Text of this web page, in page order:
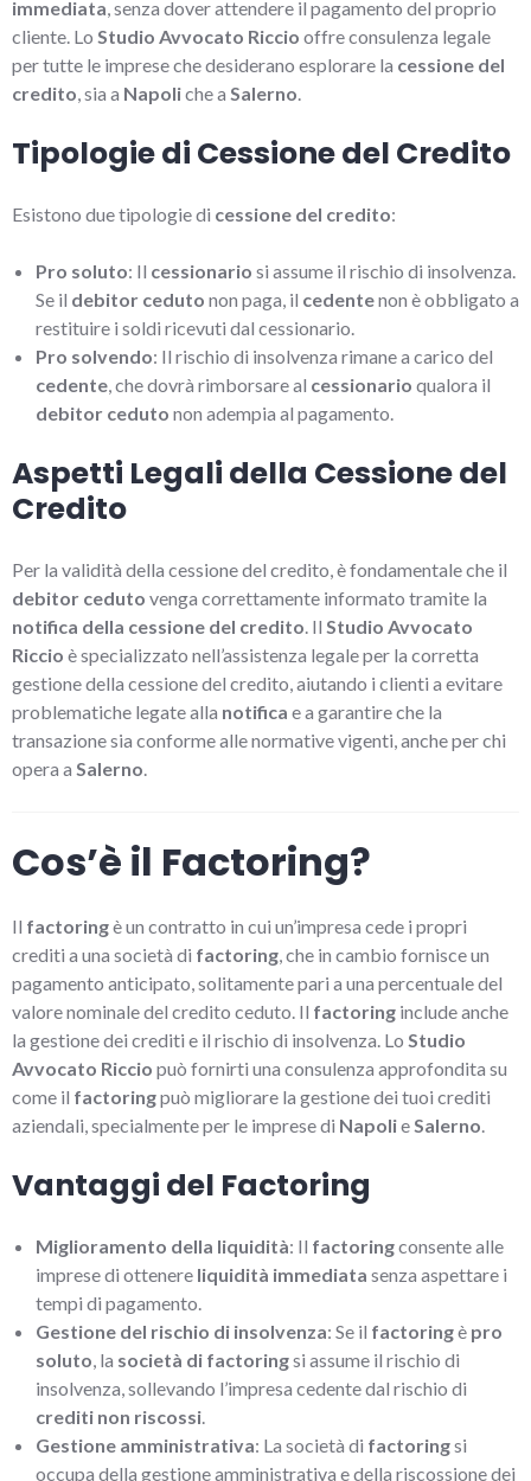
immediata, senza dover attendere il pagamento del proprio
cliente. Lo Studio Avvocato Riccio offre consulenza legale
per tutte le imprese che desiderano esplorare la cessione del
credito, sia a Napoliche a Salerno.
Tipologie di Cessione del Credito
Esistono due tipologie di cessione del credito:
Pro soluto: Il cessionario si assume il rischio di insolvenza.
Se il debitor ceduto non paga, il cedentenon è obbligato a
restituire i soldi ricevuti dal cessionario.
Pro solvendo: Il rischio di insolvenza rimane a carico del
cedente, che dovrà rimborsare al cessionario qualora il
debitor ceduto non adempia al pagamento.
Aspetti Legali della Cessione del
Credito
Per la validità della cessione del credito, è fondamentale che il
debitor ceduto venga correttamente informato tramite la
notifica della cessione del credito. Il Studio Avvocato
Riccio è specializzato nell’assistenza legale per la corretta
gestione della cessione del credito, aiutando i clienti a evitare
problematiche legate alla notifica e a garantire che la
transazione sia conforme alle normative vigenti, anche per chi
opera a Salerno.
Cos’è il Factoring?
Il factoringè un contratto in cui un’impresa cede i propri
crediti a una società di factoring, che in cambio fornisce un
pagamento anticipato, solitamente pari a una percentuale del
valore nominale del credito ceduto. Il factoring include anche
la gestione dei crediti e il rischio di insolvenza. Lo Studio
Avvocato Riccio può fornirti una consulenza approfondita su
come il factoringpuò migliorare la gestione dei tuoi crediti
aziendali, specialmente per le imprese di NapolieSalerno.
Vantaggi del Factoring
Miglioramento della liquidità: Il factoringconsente alle
imprese di ottenere liquidità immediata senza aspettare i
tempi di pagamento.
Gestione del rischio di insolvenza: Se il factoringè pro
soluto, la società di factoringsi assume il rischio di
insolvenza, sollevando l’impresa cedente dal rischio di
crediti non riscossi.
Gestione amministrativa: La società di factoringsi
occupa della gestione amministrativa e della riscossione dei